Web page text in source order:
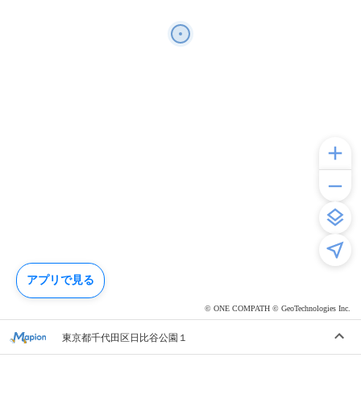
© ONE COMPATH © GeoTechnologies Inc.
東京都千代田区日比谷公園１
アプリで見る